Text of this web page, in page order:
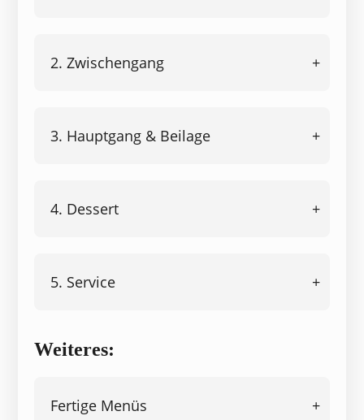
2. Zwischengang
3. Hauptgang & Beilage
4. Dessert
5. Service
Fertige Menüs